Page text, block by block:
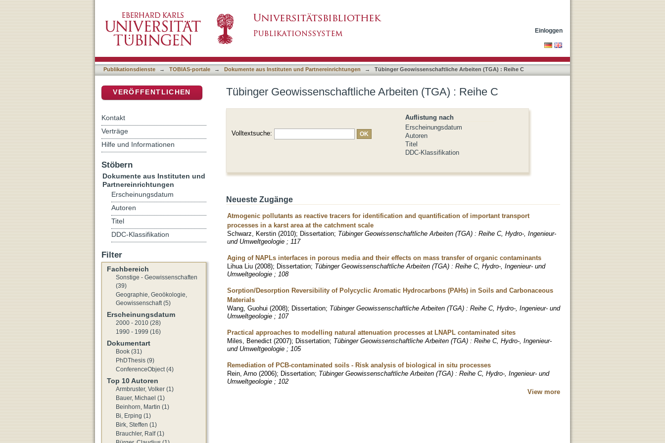
Einloggen
Publikationsdienste → TOBIAS-portale → Dokumente aus Instituten und Partnereinrichtungen → Tübinger Geowissenschaftliche Arbeiten (TGA) : Reihe C
Tübinger Geowissenschaftliche Arbeiten (TGA) : Reihe C
Auflistung nach
Erscheinungsdatum
Autoren
Titel
DDC-Klassifikation
Volltextsuche:
Neueste Zugänge
Atmogenic pollutants as reactive tracers for identification and quantification of important transport
processes in a karst area at the catchment scale
Schwarz, Kerstin (2010); Dissertation; Tübinger Geowissenschaftliche Arbeiten (TGA) : Reihe C, Hydro-, Ingenieur-
und Umweltgeologie ; 117
Aging of NAPLs interfaces in porous media and their effects on mass transfer of organic contaminants
Lihua Liu (2008); Dissertation; Tübinger Geowissenschaftliche Arbeiten (TGA) : Reihe C, Hydro-, Ingenieur- und
Umweltgeologie ; 108
Sorption/Desorption Reversibility of Polycyclic Aromatic Hydrocarbons (PAHs) in Soils and Carbonaceous
Materials
Wang, Guohui (2008); Dissertation; Tübinger Geowissenschaftliche Arbeiten (TGA) : Reihe C, Hydro-, Ingenieur- und
Umweltgeologie ; 107
Practical approaches to modelling natural attenuation processes at LNAPL contaminated sites
Miles, Benedict (2007); Dissertation; Tübinger Geowissenschaftliche Arbeiten (TGA) : Reihe C, Hydro-, Ingenieur-
und Umweltgeologie ; 105
Remediation of PCB-contaminated soils - Risk analysis of biological in situ processes
Rein, Arno (2006); Dissertation; Tübinger Geowissenschaftliche Arbeiten (TGA) : Reihe C, Hydro-, Ingenieur- und
Umweltgeologie ; 102
View more
VERÖFFENTLICHEN
Kontakt
Verträge
Hilfe und Informationen
Stöbern
Dokumente aus Instituten und
Partnereinrichtungen
Erscheinungsdatum
Autoren
Titel
DDC-Klassifikation
Filter
Fachbereich
Sonstige - Geowissenschaften
(39)
Geographie, Geoökologie,
Geowissenschaft (5)
Erscheinungsdatum
2000 - 2010 (28)
1990 - 1999 (16)
Dokumentart
Book (31)
PhDThesis (9)
ConferenceObject (4)
Top 10 Autoren
Armbruster, Volker (1)
Bauer, Michael (1)
Beinhorn, Martin (1)
Bi, Erping (1)
Birk, Steffen (1)
Brauchler, Ralf (1)